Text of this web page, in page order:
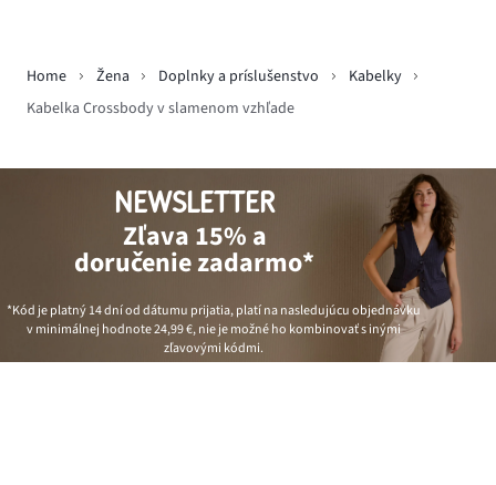
Home Žena Doplnky a príslušenstvo
Kabelky
Kabelka Crossbody v slamenom vzhľade
NEWSLETTER
Zľava 15% a
doručenie zadarmo*
*Kód je platný 14 dní od dátumu prijatia, platí na nasledujúcu objednávku
v minimálnej hodnote24,99 €, nie je možné ho kombinovať s inými
zľavovými kódmi.